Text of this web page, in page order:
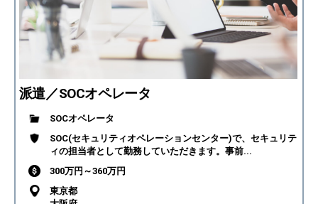
派遣／SOCオペレータ
SOCオペレータ
SOC(セキュリティオペレーションセンター)で、セキュリテ
ィの担当者として勤務していただきます。事前...
300万円～360万円
東京都